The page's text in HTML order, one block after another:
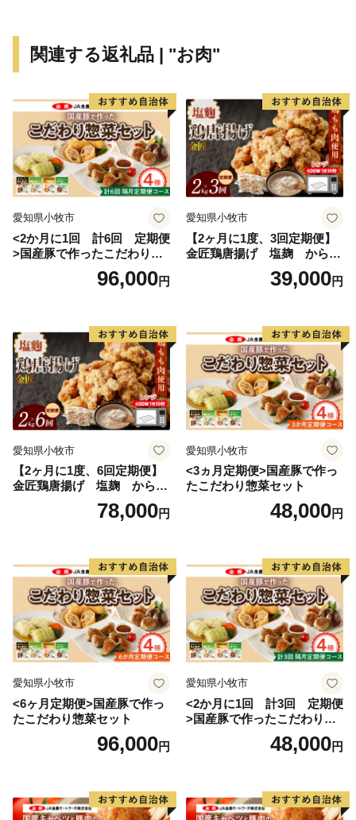
詳しくは、下記ページをご覧ください。
（上記URLをコピー＆ペーストしアドレスバーへ貼り付
けてご覧ください。）
■お問い合わせ先
福井県敦賀市ふるさと納税コールセンター
Mail：f.tsuruga@do-furusato.jp
受付時間 午前9時00分～午後5時45分 (土曜日・日曜
〒584-8790 富田林市中野町東2の3の69 コーユービ
ジネス内 18202
福井県敦賀市ふるさと納税 ワンストップ特例申請書類
受付係 宛
関連する返礼品 | "お肉"
愛知県小牧市
<2か月に1回 計6回 定期便
>国産豚で作ったこだわり惣
96,000円
愛知県小牧市
【2ヶ月に1度、3回定期便】
金匠鶏唐揚げ 塩麹 からあ
39,000円
愛知県小牧市
【2ヶ月に1度、6回定期便】
金匠鶏唐揚げ 塩麹 からあ
78,000円
愛知県小牧市
<3ヵ月定期便>国産豚で作っ
たこだわり惣菜セット
48,000円
愛知県小牧市
<6ヶ月定期便>国産豚で作っ
たこだわり惣菜セット
96,000円
愛知県小牧市
<2か月に1回 計3回 定期便
>国産豚で作ったこだわり惣
48,000円